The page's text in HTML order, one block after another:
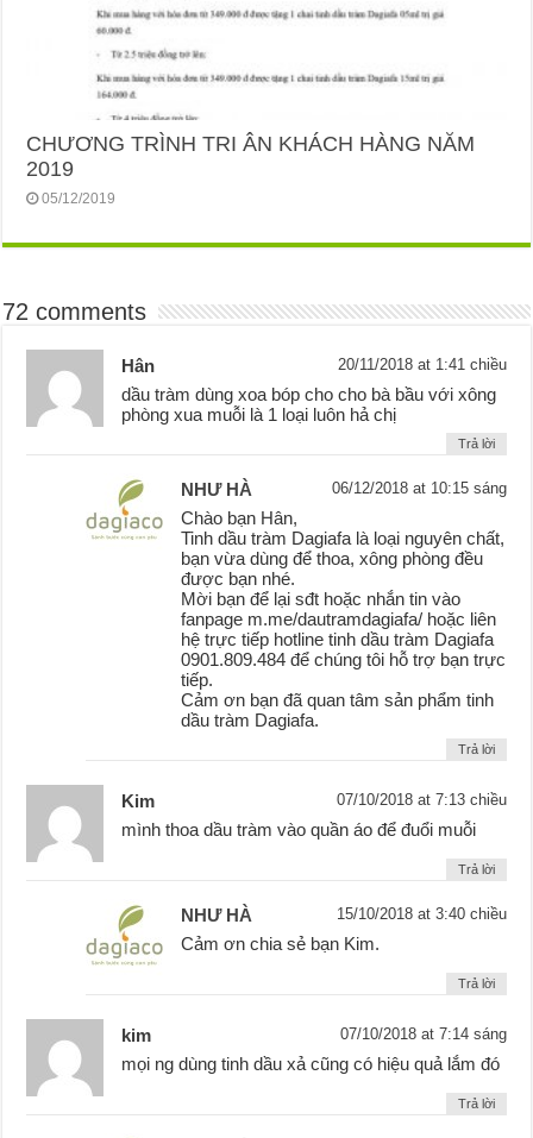
CHƯƠNG TRÌNH TRI ÂN KHÁCH HÀNG NĂM
2019
05/12/2019
72 comments
Hân 20/11/2018 at 1:41 chiều
dầu tràm dùng xoa bóp cho cho bà bầu với xông
phòng xua muỗi là 1 loại luôn hả chị
Trả lời
NHƯ HÀ 06/12/2018 at 10:15 sáng
Chào bạn Hân,
Tinh dầu tràm Dagiafa là loại nguyên chất,
bạn vừa dùng để thoa, xông phòng đều
được bạn nhé.
Mời bạn để lại sđt hoặc nhắn tin vào
fanpage m.me/dautramdagiafa/ hoặc liên
hệ trực tiếp hotline tinh dầu tràm Dagiafa
0901.809.484 để chúng tôi hỗ trợ bạn trực
tiếp.
Cảm ơn bạn đã quan tâm sản phẩm tinh
dầu tràm Dagiafa.
Trả lời
Kim 07/10/2018 at 7:13 chiều
mình thoa dầu tràm vào quần áo để đuổi muỗi
Trả lời
NHƯ HÀ 15/10/2018 at 3:40 chiều
Cảm ơn chia sẻ bạn Kim.
Trả lời
kim 07/10/2018 at 7:14 sáng
mọi ng dùng tinh dầu xả cũng có hiệu quả lắm đó
Trả lời